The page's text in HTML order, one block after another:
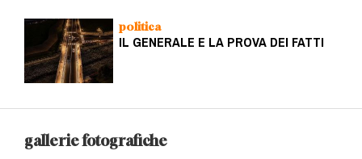
politica
IL GENERALE E LA PROVA DEI FATTI
gallerie fotografiche